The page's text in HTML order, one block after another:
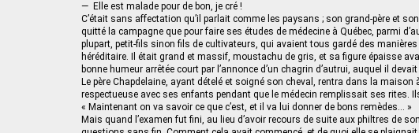
— Elle est malade pour de bon, je cré !
C’était sans affectation qu’il parlait comme les paysans ; son grand-père et
quitté la campagne que pour faire ses études de médecine à Québec, parmi
plupart, petit-fils sinon fils de cultivateurs, qui avaient tous gardé des
héréditaire. Il était grand et massif, moustachu de gris, et sa figure épaisse
bonne humeur arrêtée court par l’annonce d’un chagrin d’autrui, auquel il
Le père Chapdelaine, ayant dételé et soigné son cheval, rentra dans la
respectueuse avec ses enfants pendant que le médecin remplissait ses rites.
« Maintenant on va savoir ce que c’est, et il va lui donner de bons remèdes… »
Mais quand l’examen fut fini, au lieu d’avoir recours de suite aux philtres de